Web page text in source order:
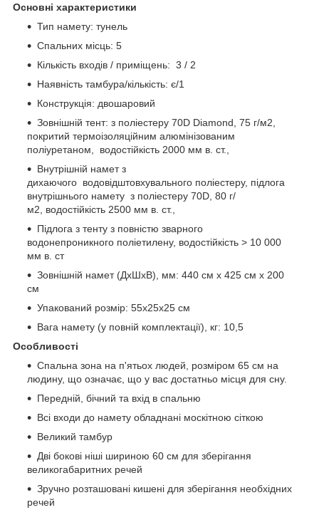
Основні характеристики
Тип намету: тунель
Спальних місць: 5
Кількість входів / приміщень: 3 / 2
Наявність тамбура/кількість: є/1
Конструкція: двошаровий
Зовнішній тент: з поліестеру 70D Diamond, 75 г/м2,
покритий термоізоляційним алюмінізованим
поліуретаном, водостійкість 2000 мм в. ст.,
Внутрішній намет з
дихаючого водовідштовхувального поліестеру, підлога
внутрішнього намету з поліестеру 70D, 80 г/
м2, водостійкість 2500 мм в. ст.,
Підлога з тенту з повністю зварного
водонепроникного поліетилену, водостійкість > 10 000
мм в. ст
Зовнішній намет (ДхШхВ), мм: 440 см х 425 см х 200
см
Упакований розмір: 55x25x25 см
Вага намету (у повній комплектації), кг: 10,5
Особливості
Спальна зона на п'ятьох людей, розміром 65 см на
людину, що означає, що у вас достатньо місця для сну.
Передній, бічний та вхід в спальню
Всі входи до намету обладнані москітною сіткою
Великий тамбур
Дві бокові ніші шириною 60 см для зберігання
великогабаритних речей
Зручно розташовані кишені для зберігання необхідних
речей